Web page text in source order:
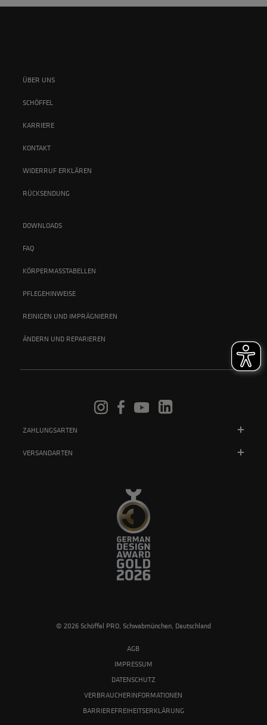
ÜBER UNS
SCHÖFFEL
KARRIERE
KONTAKT
WIDERRUF ERKLÄREN
RÜCKSENDUNG
DOWNLOADS
FAQ
KÖRPERMASSTABELLEN
PFLEGEHINWEISE
REINIGEN UND IMPRÄGNIEREN
ÄNDERN UND REPARIEREN
ZAHLUNGSARTEN
VERSANDARTEN
© 2026 Schöffel PRO, Schwabmünchen, Deutschland
AGB
IMPRESSUM
DATENSCHUTZ
VERBRAUCHERINFORMATIONEN
BARRIEREFREIHEITSERKLÄRUNG